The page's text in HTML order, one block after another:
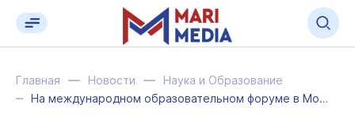
Главная Новости
Наука и Образование
На международном образовательном форуме в Москве будет представлен опыт Марий Эл